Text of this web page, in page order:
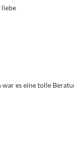
liebe
es eine tolle